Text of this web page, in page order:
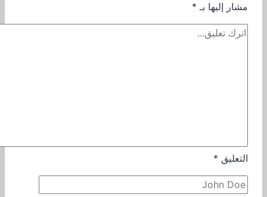
مشار إليها بـ *
التعليق *